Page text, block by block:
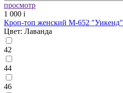
просмотр
1 000 i
Кроп-топ женский М-652 "Уикенд"
Цвет: Лаванда
42
44
46